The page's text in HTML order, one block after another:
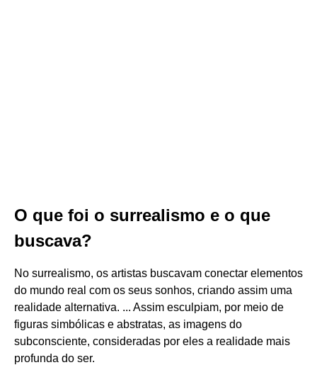
O que foi o surrealismo e o que
buscava?
No surrealismo, os artistas buscavam conectar elementos
do mundo real com os seus sonhos, criando assim uma
realidade alternativa. ... Assim esculpiam, por meio de
figuras simbólicas e abstratas, as imagens do
subconsciente, consideradas por eles a realidade mais
profunda do ser.